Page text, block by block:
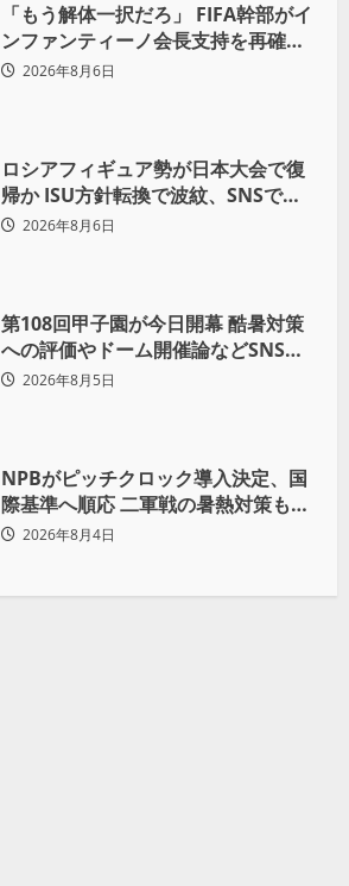
「もう解体一択だろ」 FIFA幹部がイ
ンファンティーノ会長支持を再確認
も 批判収まらず
2026年8月6日
ロシアフィギュア勢が日本大会で復
帰か ISU方針転換で波紋、SNSでは
賛否両論
2026年8月6日
第108回甲子園が今日開幕 酷暑対策
への評価やドーム開催論などSNSで
議論も
2026年8月5日
NPBがピッチクロック導入決定、国
際基準へ順応 二軍戦の暑熱対策も柔
軟運用へ
2026年8月4日